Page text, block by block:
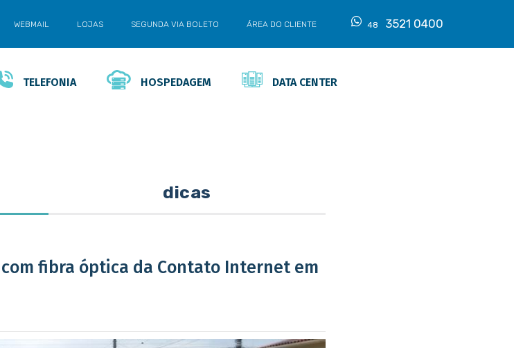
WEBMAIL LOJAS SEGUNDA VIA BOLETO ÁREA DO CLIENTE 48 3521 0400
TELEFONIA HOSPEDAGEM DATA CENTER
dicas
fibra óptica da Contato Internet em